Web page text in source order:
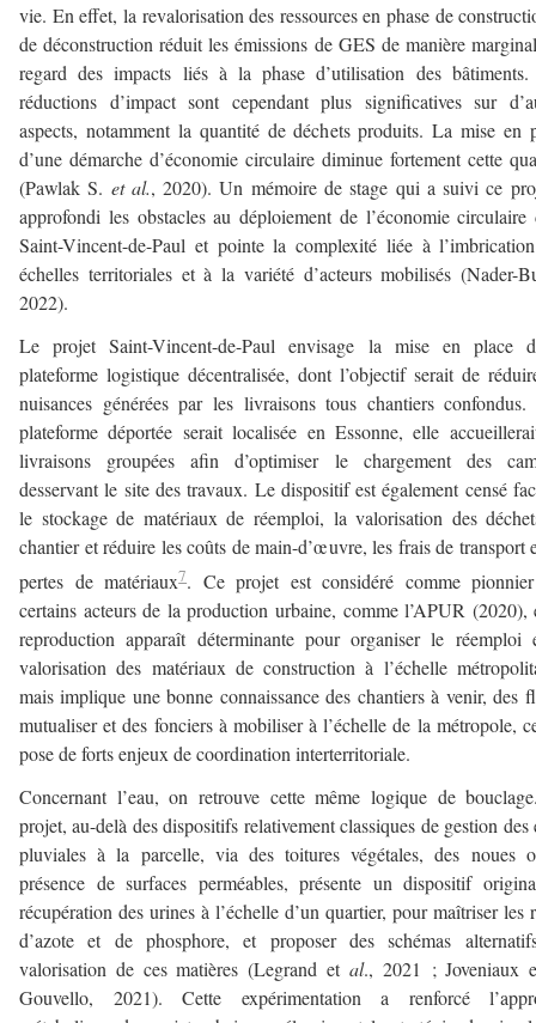
vie. En effet, la revalorisation des ressources en phase de
de déconstruction réduit les émissions de GES de manière
regard des impacts liés à la phase d’utilisation des
réductions d’impact sont cependant plus significatives sur
aspects, notamment la quantité de déchets produits. La mise en
d’une démarche d’économie circulaire diminue fortement cette
(Pawlak S. et al., 2020). Un mémoire de stage qui a suivi ce
approfondi les obstacles au déploiement de l’économie circulaire
Saint-Vincent-de-Paul et pointe la complexité liée à
échelles territoriales et à la variété d’acteurs mobilisés (Nader-
2022).
Le projet Saint-Vincent-de-Paul envisage la mise en place
plateforme logistique décentralisée, dont l’objectif serait de
nuisances générées par les livraisons tous chantiers
plateforme déportée serait localisée en Essonne, elle
livraisons groupées afin d’optimiser le chargement des
desservant le site des travaux. Le dispositif est également censé
le stockage de matériaux de réemploi, la valorisation des
chantier et réduire les coûts de main-d’œuvre, les frais de transport
pertes de matériaux7. Ce projet est considéré comme
certains acteurs de la production urbaine, comme l’APUR (2020),
reproduction apparaît déterminante pour organiser le réemploi
valorisation des matériaux de construction à l’échelle
mais implique une bonne connaissance des chantiers à venir, des
mutualiser et des fonciers à mobiliser à l’échelle de la métropole,
pose de forts enjeux de coordination interterritoriale.
Concernant l’eau, on retrouve cette même logique de
projet, au-delà des dispositifs relativement classiques de gestion des
pluviales à la parcelle, via des toitures végétales, des noues
présence de surfaces perméables, présente un dispositif
récupération des urines à l’échelle d’un quartier, pour maîtriser les
d’azote et de phosphore, et proposer des schémas
valorisation de ces matières (Legrand et al., 2021 ; Joveniaux
Gouvello, 2021). Cette expérimentation a renforcé